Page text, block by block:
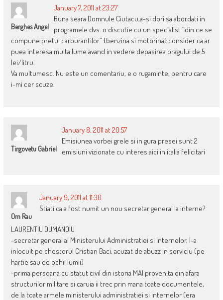
Berghes Angel
January 7, 2011 at 23:27
Buna seara Domnule Ciutacu,a-si dori sa abordati in
programele dvs. o discutie cu un specialist “din ce se
compune pretul carburantilor” {benzina si motorina} consider ca ar
puea interesa multa lume avand in vedere depasirea pragului de 5
lei/litru.
Va multumesc. Nu este un comentariu, e o rugaminte, pentru care
i-mi cer scuze.
Tirgovetu Gabriel
January 8, 2011 at 20:57
Emisiunea vorbei grele si in gura presei sunt 2
emisiuni vizionate cu interes aici in italia felicitari
Om Rau
January 9, 2011 at 11:30
Stiati ca a fost numit un nou secretar general la interne?
LAURENTIU DUMANOIU
-secretar general al Ministerului Administratiei si Internelor, l-a
inlocuit pe chestorul Cristian Baci, acuzat de abuzz in serviciu (pe
hartie sau de ochii lumii)
-prima persoana cu statut civil din istoria MAI provenita din afara
structurilor militare si caruia ii trec prin mana toate documentele,
de la toate armele ministerului administratiei si internelor (era